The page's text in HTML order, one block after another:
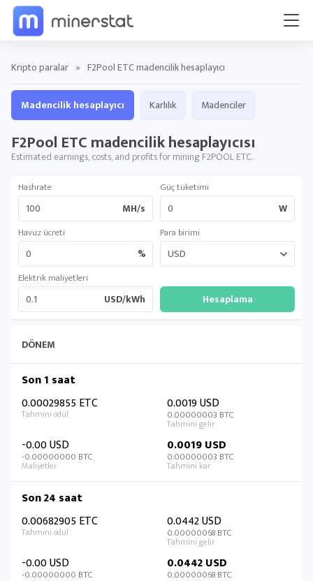
Kripto paralar » F2Pool ETC madencilik hesaplayıcı
Madencilik hesaplayıcı Karlılık Madenciler
F2Pool ETC madencilik hesaplayıcısı
Estimated earnings, costs, and profits for mining F2POOL ETC.
Hashrate
MH/s
Güç tüketimi
W
Havuz ücreti
%
Para birimi
Elektrik maliyetleri
USD/kWh
DÖNEM
Son 1 saat
0.00029855 ETC
0.0019 USD
0.00000003 BTC
-0.00 USD
-0.00000000 BTC
0.0019 USD
0.00000003 BTC
Son 24 saat
0.00682905 ETC
0.0442 USD
0.00000068 BTC
-0.00 USD
-0.00000000 BTC
0.0442 USD
0.00000068 BTC